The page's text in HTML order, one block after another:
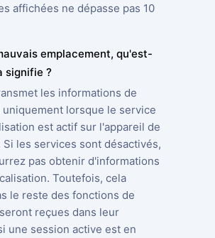
affichées ne dépasse pas 10
emplacement, qu'est-
signifie ?
les informations de
uniquement lorsque le service
est actif sur l'appareil de
les services sont désactivés,
pas obtenir d'informations
Toutefois, cela
le reste des fonctions de
reçues dans leur
une session active est en